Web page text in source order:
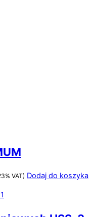
VAT) Dodaj do koszyka